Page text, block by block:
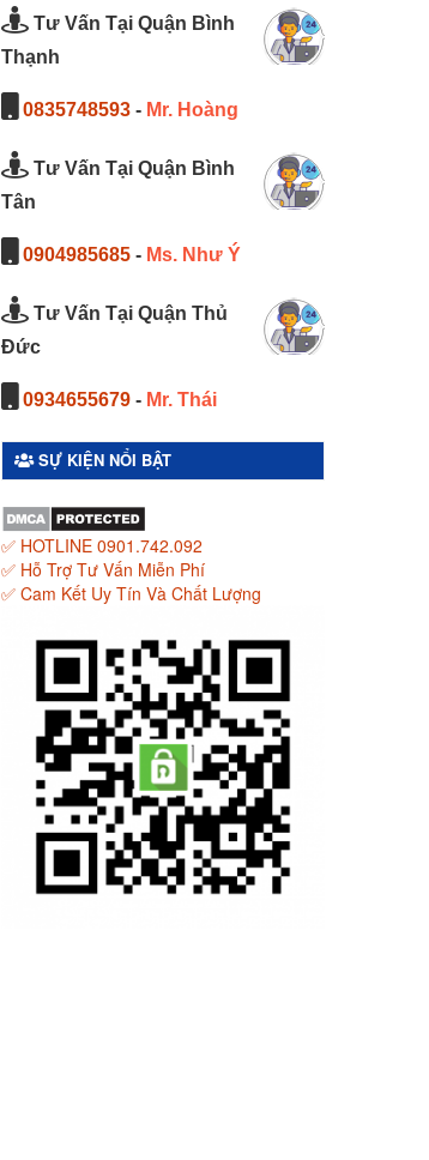
Tư Vấn Tại Quận Bình
Thạnh
0835748593 - Mr. Hoàng
Tư Vấn Tại Quận Bình
Tân
0904985685 - Ms. Như Ý
Tư Vấn Tại Quận Thủ
Đức
0934655679 - Mr. Thái
SỰ KIỆN NỔI BẬT
✅ HOTLINE 0901.742.092
✅ Hỗ Trợ Tư Vấn Miễn Phí
✅ Cam Kết Uy Tín Và Chất Lượng